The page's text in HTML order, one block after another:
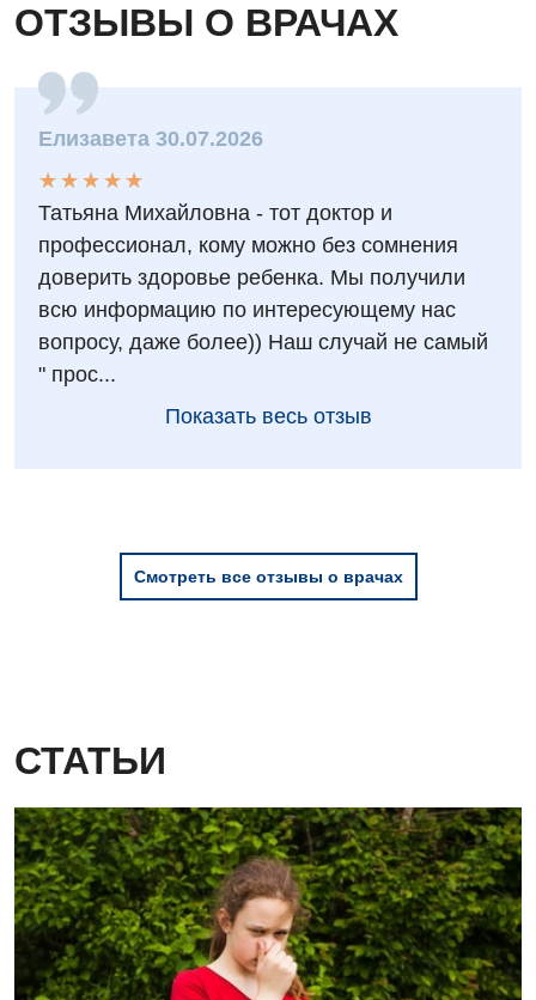
ОТЗЫВЫ О ВРАЧАХ
Елизавета 30.07.2026
★
★
★
★
★
★ ★ ★ ★ ★
Татьяна Михайловна - тот доктор и
профессионал, кому можно без сомнения
доверить здоровье ребенка. Мы получили
всю информацию по интересующему нас
вопросу, даже более)) Наш случай не самый
" прос...
Показать весь отзыв
Смотреть все отзывы о врачах
СТАТЬИ